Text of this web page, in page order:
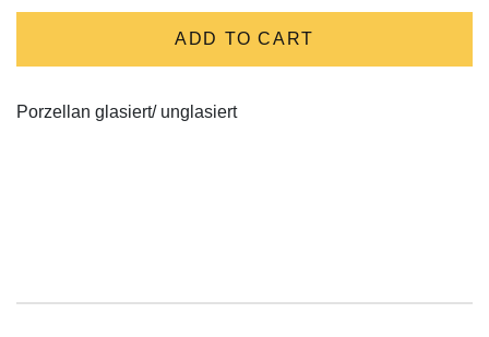
oho"
weiss
von
räder
ADD TO CART
Porzellan glasiert/ unglasiert